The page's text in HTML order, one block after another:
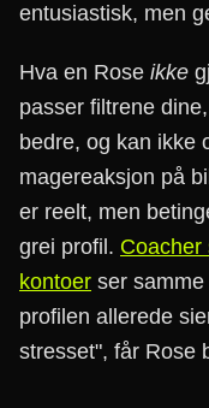
entusiastisk, men
Hva en Rose ikke
passer filtrene
bedre, og kan ikke
magereaksjon på
er reelt, men
grei profil. Coacher
kontoer ser
profilen allerede
stresset", får Rose